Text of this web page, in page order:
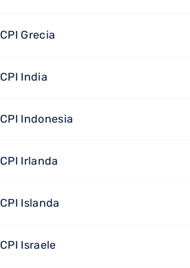
CPI Grecia
CPI India
CPI Indonesia
CPI Irlanda
CPI Islanda
CPI Israele